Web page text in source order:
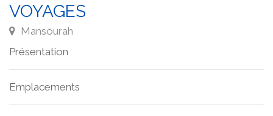
VOYAGES
Mansourah
Présentation
Emplacements